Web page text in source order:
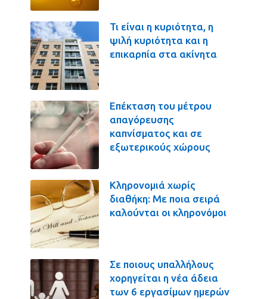
Τι είναι η κυριότητα, η
ψιλή κυριότητα και η
επικαρπία στα ακίνητα
Επέκταση του μέτρου
απαγόρευσης
καπνίσματος και σε
εξωτερικούς χώρους
Κληρονομιά χωρίς
διαθήκη: Με ποια σειρά
καλούνται οι κληρονόμοι
Σε ποιους υπαλλήλους
χορηγείται η νέα άδεια
των 6 εργασίμων ημερών